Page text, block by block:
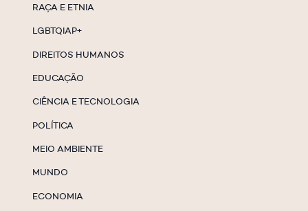
RAÇA E ETNIA
LGBTQIAP+
DIREITOS HUMANOS
EDUCAÇÃO
CIÊNCIA E TECNOLOGIA
POLÍTICA
MEIO AMBIENTE
MUNDO
ECONOMIA